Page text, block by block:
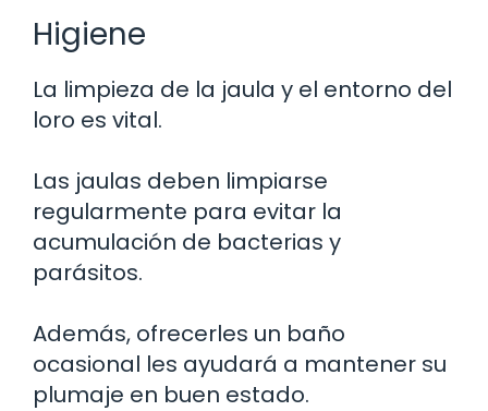
Higiene
La limpieza de la jaula y el entorno del
loro es vital.
Las jaulas deben limpiarse
regularmente para evitar la
acumulación de bacterias y
parásitos.
Además, ofrecerles un baño
ocasional les ayudará a mantener su
plumaje en buen estado.